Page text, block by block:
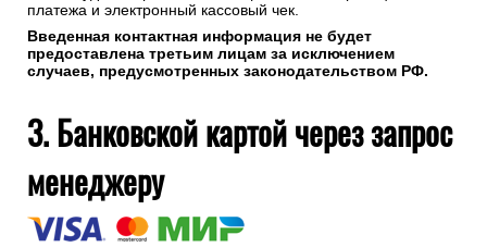
платежа и электронный кассовый чек.
Введенная контактная информация не будет
предоставлена третьим лицам за исключением
случаев, предусмотренных законодательством РФ.
3. Банковской картой через запрос
менеджеру